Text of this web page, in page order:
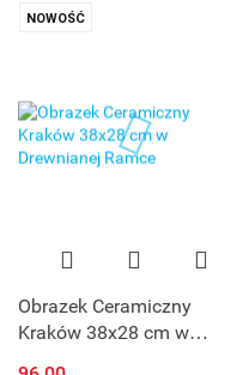
NOWOŚĆ
Obrazek Ceramiczny
Kraków 38x28 cm w